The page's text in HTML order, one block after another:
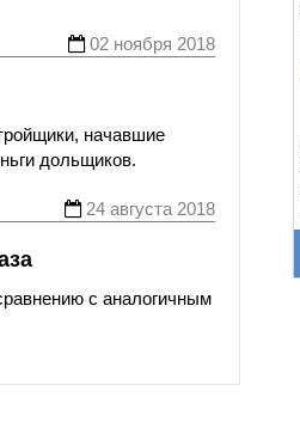
02 ноября 2018
начавшие
дольщиков.
24 августа 2018
с аналогичным